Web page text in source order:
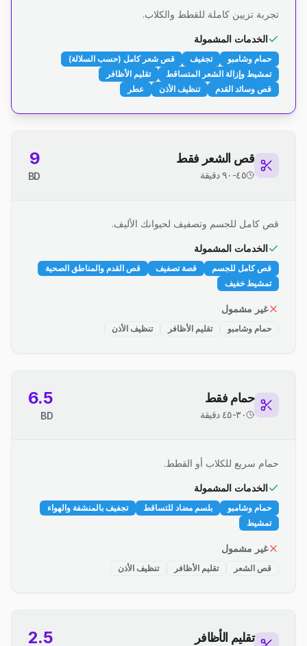
تجربة تزيين كاملة للقطط والكلاب.
الخدمات المشمولة
حمام وشامبو تجفيف
قص شعر كامل (حسب السلالة)
تمشيط وإزالة الشعر المتساقط
تقليم الأظافر
قص وسائد القدم
تنظيف الأذن عطر
قص الشعر فقط
٤٥-٩٠ دقيقة
9
BD
قص كامل للجسم وتصفيف لحيوانك الأليف.
الخدمات المشمولة
قص كامل للجسم قصة تصفيف
قص القدم والمناطق الصحية
تمشيط خفيف
غير مشمول
حمام وشامبو تقليم الأظافر تنظيف الأذن
حمام فقط
٣٠-٤٥ دقيقة
6.5
BD
حمام سريع للكلاب أو القطط.
الخدمات المشمولة
حمام وشامبو بلسم مضاد للتساقط
تجفيف بالمنشفة والهواء
تمشيط
غير مشمول
قص الشعر تقليم الأظافر تنظيف الأذن
تقليم الأظافر 2.5